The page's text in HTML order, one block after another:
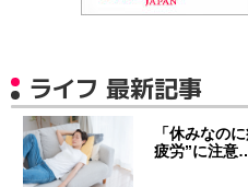
ライフ 最新記事
「休みなの
疲労”に注意